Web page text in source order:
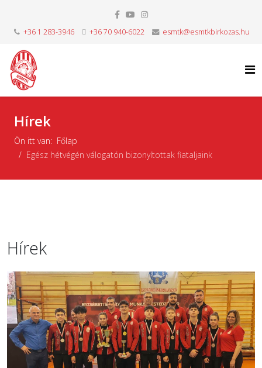
+36 1 283-3946 +36 70 940-6022 esmtk@esmtkbirkozas.hu
Hírek
Ön itt van: Főlap
Egész hétvégén válogatón bizonyítottak fiataljaink
Hírek